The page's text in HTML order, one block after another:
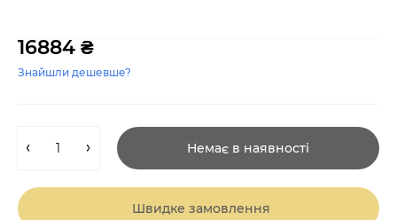
16884 ₴
Знайшли дешевше?
Немає в наявності
Швидке замовлення